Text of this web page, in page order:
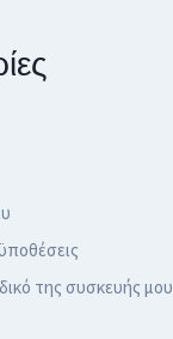
της συσκευής μου